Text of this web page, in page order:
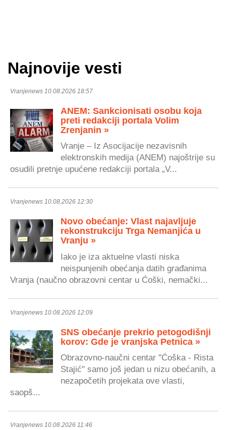
Najnovije vesti
Vranjenews 10.08.2026 18:57
ANEM: Sankcionisati osobu koja
preti redakciji portala Volim
Zrenjanin »
Vranje – Iz Asocijacije nezavisnih
elektronskih medija (ANEM) najoštrije su
osudili pretnje upućene redakciji portala „V...
Vranjenews 10.08.2026 12:30
Novo obećanje: Vlast najavljuje
rekonstrukciju Trga Nemanjića u
Vranju »
Iako je iza aktuelne vlasti niska
neispunjenih obećanja datih građanima
Vranja (naučno obrazovni centar u Ćoški, nemački...
Vranjenews 10.08.2026 12:09
SNS obećanje prekrio petogodišnji
korov: Gde je vranjska Petnica »
Obrazovno-naučni centar "Ćoška - Rista
Stajić" samo još jedan u nizu obećanih, a
nezapočetih projekata ove vlasti,
saopš...
Vranjenews 10.08.2026 11:46